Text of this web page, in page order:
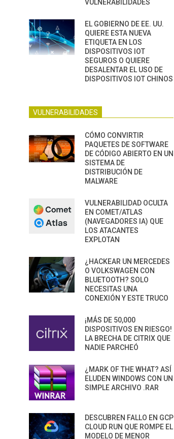
VULNERABILIDADES
EL GOBIERNO DE EE. UU.
QUIERE ESTA NUEVA
ETIQUETA EN LOS
DISPOSITIVOS IOT
SEGUROS O QUIERE
DESALENTAR EL USO DE
DISPOSITIVOS IOT CHINOS
VULNERABILIDADES
CÓMO CONVIRTIR
PAQUETES DE SOFTWARE
DE CÓDIGO ABIERTO EN UN
SISTEMA DE
DISTRIBUCIÓN DE
MALWARE
VULNERABILIDAD OCULTA
EN COMET/ATLAS
(NAVEGADORES IA) QUE
LOS ATACANTES
EXPLOTAN
¿HACKEAR UN MERCEDES
O VOLKSWAGEN CON
BLUETOOTH? SOLO
NECESITAS UNA
CONEXIÓN Y ESTE TRUCO
¡MÁS DE 50,000
DISPOSITIVOS EN RIESGO!
LA BRECHA DE CITRIX QUE
NADIE PARCHEÓ
¿MARK OF THE WHAT? ASÍ
ELUDEN WINDOWS CON UN
SIMPLE ARCHIVO .RAR
DESCUBREN FALLO EN GCP
CLOUD RUN QUE ROMPE EL
MODELO DE MENOR